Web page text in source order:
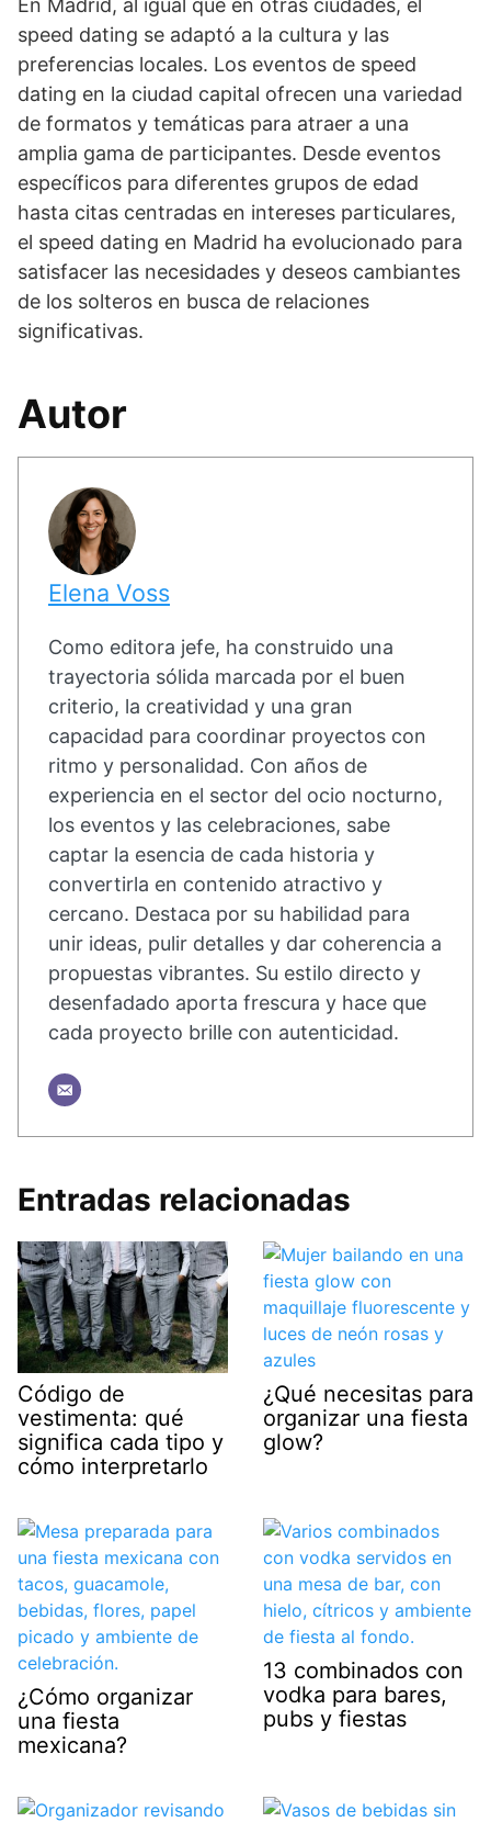
En Madrid, al igual que en otras ciudades, el
speed dating se adaptó a la cultura y las
preferencias locales. Los eventos de speed
dating en la ciudad capital ofrecen una variedad
de formatos y temáticas para atraer a una
amplia gama de participantes. Desde eventos
específicos para diferentes grupos de edad
hasta citas centradas en intereses particulares,
el speed dating en Madrid ha evolucionado para
satisfacer las necesidades y deseos cambiantes
de los solteros en busca de relaciones
significativas.
Autor
Elena Voss
Como editora jefe, ha construido una
trayectoria sólida marcada por el buen
criterio, la creatividad y una gran
capacidad para coordinar proyectos con
ritmo y personalidad. Con años de
experiencia en el sector del ocio nocturno,
los eventos y las celebraciones, sabe
captar la esencia de cada historia y
convertirla en contenido atractivo y
cercano. Destaca por su habilidad para
unir ideas, pulir detalles y dar coherencia a
propuestas vibrantes. Su estilo directo y
desenfadado aporta frescura y hace que
cada proyecto brille con autenticidad.
Entradas relacionadas
Código de
vestimenta: qué
significa cada tipo y
cómo interpretarlo
¿Qué necesitas para
organizar una fiesta
glow?
¿Cómo organizar
una fiesta
mexicana?
13 combinados con
vodka para bares,
pubs y fiestas